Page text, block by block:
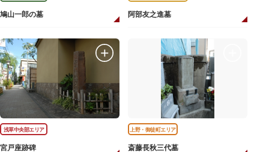
鳩山一郎の墓 阿部友之進墓
浅草中央部エリア
宮戸座跡碑
上野・御徒町エリア
斎藤長秋三代墓